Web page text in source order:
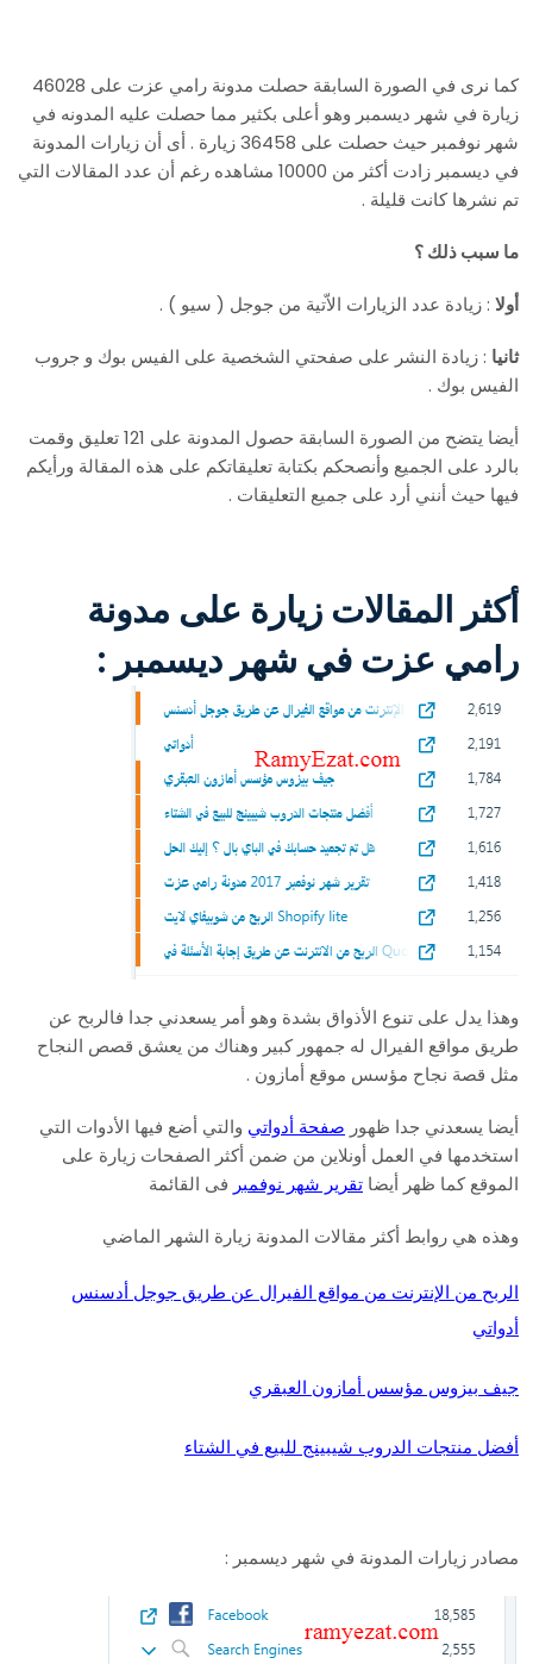
كما نرى في الصورة السابقة حصلت مدونة رامي عزت على 46028
زيارة في شهر ديسمبر وهو أعلى بكثير مما حصلت عليه المدونه في
شهر نوفمبر حيث حصلت على 36458 زيارة . أى أن زيارات المدونة
في ديسمبر زادت أكثر من 10000 مشاهده رغم أن عدد المقالات التي
تم نشرها كانت قليلة .
ما سبب ذلك ؟
أولا : زيادة عدد الزيارات الاّتية من جوجل ( سيو ) .
ثانيا : زيادة النشر على صفحتي الشخصية على الفيس بوك و جروب
الفيس بوك .
أيضا يتضح من الصورة السابقة حصول المدونة على 121 تعليق وقمت
بالرد على الجميع وأنصحكم بكتابة تعليقاتكم على هذه المقالة ورأيكم
فيها حيث أنني أرد على جميع التعليقات .
أكثر المقالات زيارة على مدونة
رامي عزت في شهر ديسمبر :
وهذا يدل على تنوع الأذواق بشدة وهو أمر يسعدني جدا فالربح عن
طريق مواقع الفيرال له جمهور كبير وهناك من يعشق قصص النجاح
مثل قصة نجاح مؤسس موقع أمازون .
أيضا يسعدني جدا ظهور صفحة أدواتي والتي أضع فيها الأدوات التي
استخدمها في العمل أونلاين من ضمن أكثر الصفحات زيارة على
الموقع كما ظهر أيضا تقرير شهر نوفمبر فى القائمة
وهذه هي روابط أكثر مقالات المدونة زيارة الشهر الماضي
الربح من الإنترنت من مواقع الفيرال عن طريق جوجل أدسنس
أدواتي
جيف بيزوس مؤسس أمازون العبقري
أفضل منتجات الدروب شيبينج للبيع في الشتاء
مصادر زيارات المدونة في شهر ديسمبر :